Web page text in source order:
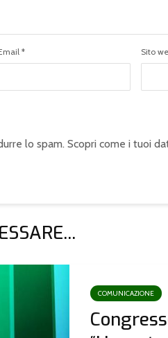
* Sito
lo spam. Scopri come i tuoi
COMUNICAZIONE